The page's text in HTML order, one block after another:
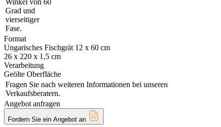
Grad und
vierseitiger
Fase.
Format
Ungarisches Fischgrät 12 x 60 cm
26 x 220 x 1,5 cm
Verarbeitung
Geölte Oberfläche
Fragen Sie nach weiteren Informationen bei unseren
Verkaufsberatern.
Angebot anfragen
Fordern Sie ein Angebot an